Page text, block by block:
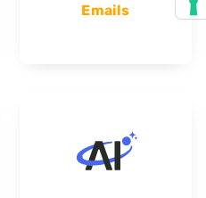
Emails